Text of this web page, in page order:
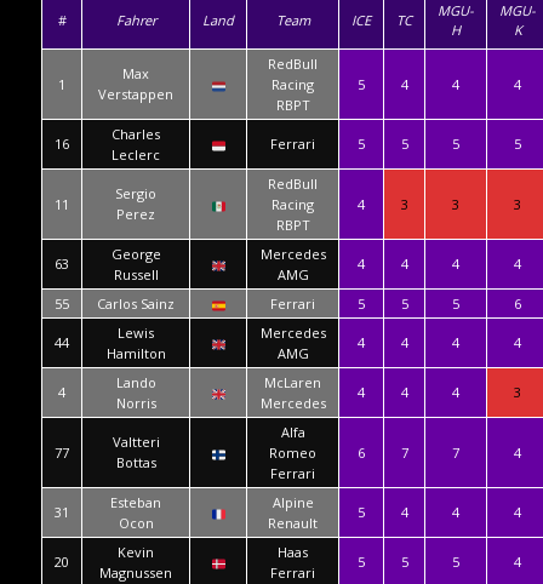
# Fahrer Land Team ICE TC
MGU-
H
MGU-
K
1
Max
Verstappen
RedBull
Racing
RBPT
5 4 4 4
16
Charles
Leclerc
Ferrari 5 5 5 5
11
Sergio
Perez
RedBull
Racing
RBPT
4 3 3 3
63
George
Russell
Mercedes
AMG
4 4 4 4
55 Carlos Sainz Ferrari 5 5 5 6
44
Lewis
Hamilton
Mercedes
AMG
4 4 4 4
4
Lando
Norris
McLaren
Mercedes
4 4 4 3
77
Valtteri
Bottas
Alfa
Romeo
Ferrari
6 7 7 4
31
Esteban
Ocon
Alpine
Renault
5 4 4 4
20
Kevin
Magnussen
Haas
Ferrari
5 5 5 4